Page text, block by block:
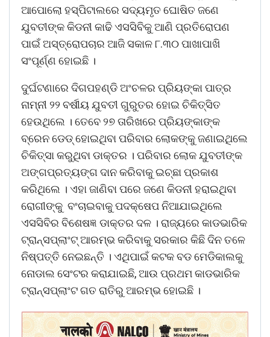
ଆପୋଲୋ ହସ୍ପିଟାଲରେ ସଦ୍ୟମୃତ ଘୋଷିତ ଜଣେ
ଯୁବତୀଙ୍କ କିଡନୀ କାଢି ଏସସିବିକୁ ଆଣି ପ୍ରତିରୋପଣ
ପାଇଁ ଅସ୍ତ୍ରୋପଚାର ଆଜି ସକାଳ ୮.୩୦ ପାଖାପାଖି
ସଂପୂର୍ଣ୍ଣ ହୋଇଛି ।
ଦୁର୍ଘଟଣାରେ ଦିଗପହଣ୍ଡି ଅଂଚଳର ପ୍ରିୟଙ୍କା ପାତ୍ର
ନାମ୍ନୀ ୨୨ ବର୍ଷୀୟ ଯୁବତୀ ଗୁରୁତର ହୋଇ ଚିକିତ୍ସିତ
ହେଉଥିଲେ । ତେବେ ୨୭ ତାରିଖରେ ପ୍ରିୟଙ୍କାଙ୍କ
ବ୍ରେନ ଡେଡ୍ ହୋଇଥିବା ପରିବାର ଲୋକଙ୍କୁ ଜଣାଇଥିଲେ
ଚିକିତ୍ସା କରୁଥିବା ଡାକ୍ତର । ପରିବାର ଲୋକ ଯୁବତୀଙ୍କ
ଅଙ୍ଗପ୍ରତ୍ୟଙ୍ଗ ଦାନ କରିବାକୁ ଇଚ୍ଛା ପ୍ରକାଶ
କରିଥିଲେ । ଏହା ଜାଣିବା ପରେ ଜଣେ କିଡନୀ ହରାଇଥିବା
ରୋଗୀଙ୍କୁ ବଂଚାଇବାକୁ ପଦକ୍ଷେପ ନିଆଯାଇଥିଲେ
ଏସସିବିର ବିଶେଷଜ୍ଞ ଡାକ୍ତର ଦଳ । ରାଜ୍ୟରେ କାଡଭାରିକ
ଟ୍ରାନ୍ସପ୍ଲାଂଟ୍ ଆରମ୍ଭ କରିବାକୁ ସରକାର କିଛି ଦିନ ତଳେ
ନିଷ୍ପତ୍ତି ନେଇଛନ୍ତି । ଏଥିପାଇଁ କଟକ ବଡ ମେଡିକାଲକୁ
ନୋଡାଲ ସେଂଟର କରାଯାଇଛି, ଆଉ ପ୍ରଥମ କାଡଭାରିକ
ଟ୍ରାନ୍ସପ୍ଲାଂଟ ଗତ ରାତିରୁ ଆରମ୍ଭ ହୋଇଛି ।